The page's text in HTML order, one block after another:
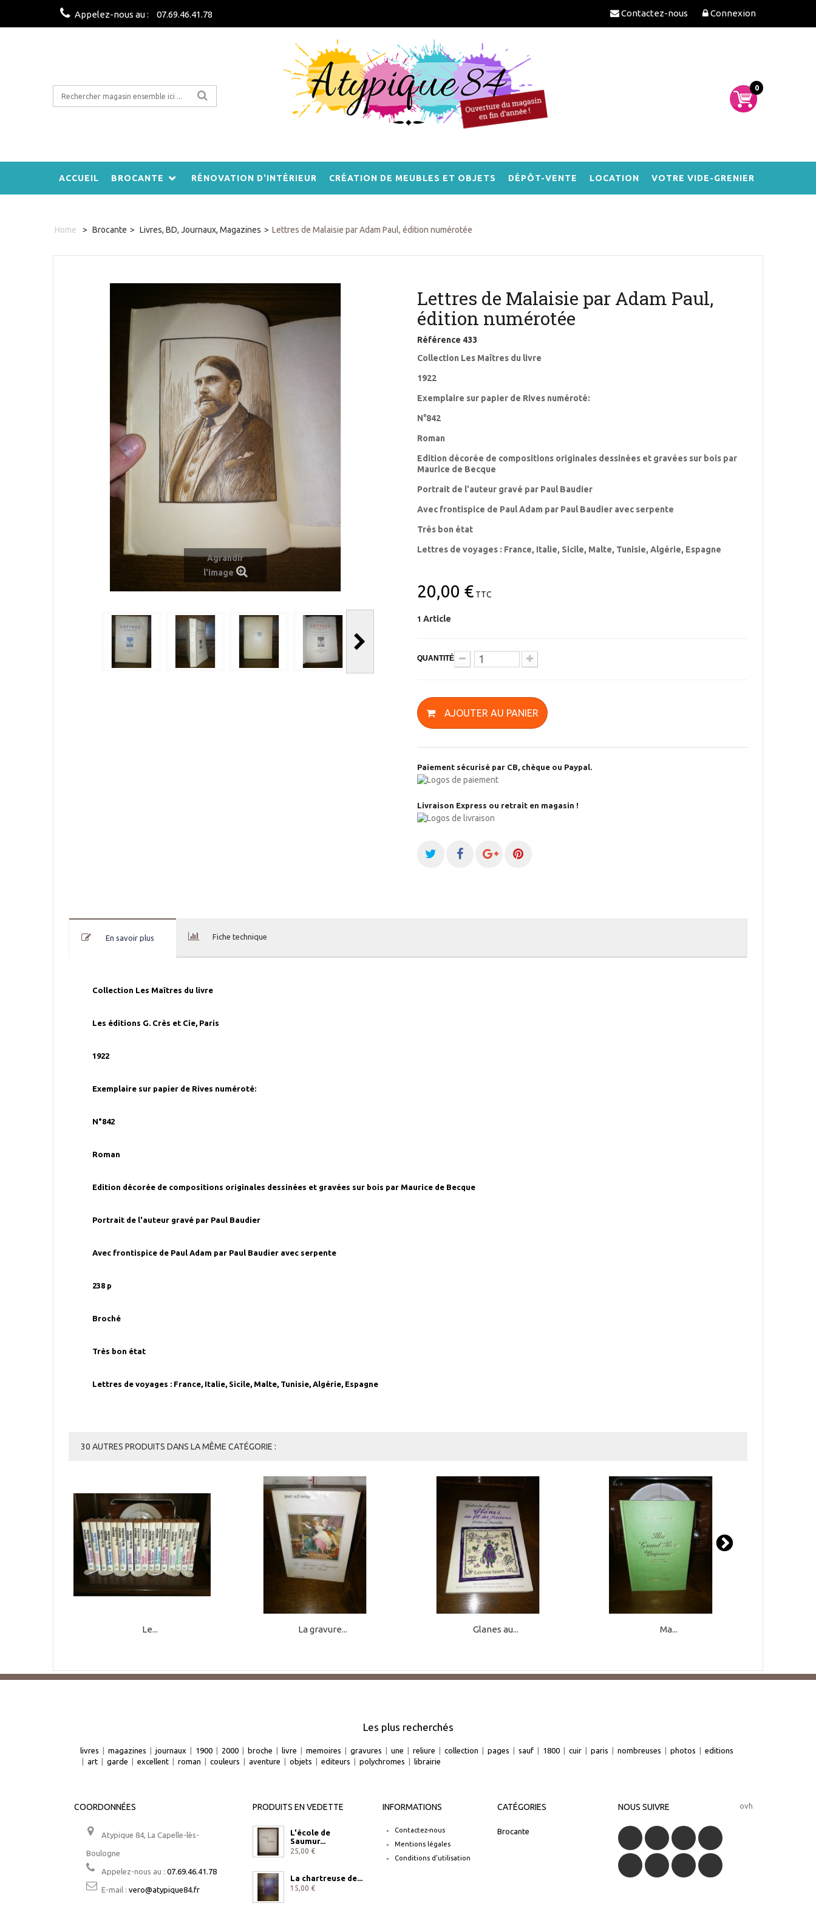
Connexion
Contactez-nous
Appelez-nous au : 07.69.46.41.78
0
ACCUEIL BROCANTE RÉNOVATION D'INTÉRIEUR CRÉATION DE MEUBLES ET OBJETS DÉPÔT-VENTE LOCATION VOTRE VIDE-GRENIER
Home > Brocante > Livres, BD, Journaux, Magazines > Lettres de Malaisie par Adam Paul, édition numérotée
Agrandir
l'image
Lettres de Malaisie par Adam Paul,
édition numérotée
Référence 433
Collection Les Maîtres du livre
1922
Exemplaire sur papier de Rives numéroté:
N°842
Roman
Edition décorée de compositions originales dessinées et gravées sur bois par
Maurice de Becque
Portrait de l'auteur gravé par Paul Baudier
Avec frontispice de Paul Adam par Paul Baudier avec serpente
Très bon état
Lettres de voyages : France, Italie, Sicile, Malte, Tunisie, Algérie, Espagne
20,00 € TTC
1 Article
QUANTITÉ
AJOUTER AU PANIER
Paiement sécurisé par CB, chèque ou Paypal.
Livraison Express ou retrait en magasin !
En savoir plus Fiche technique
Collection Les Maîtres du livre
Les éditions G. Crès et Cie, Paris
1922
Exemplaire sur papier de Rives numéroté:
N°842
Roman
Edition décorée de compositions originales dessinées et gravées sur bois par Maurice de Becque
Portrait de l'auteur gravé par Paul Baudier
Avec frontispice de Paul Adam par Paul Baudier avec serpente
238 p
Broché
Très bon état
Lettres de voyages : France, Italie, Sicile, Malte, Tunisie, Algérie, Espagne
30 AUTRES PRODUITS DANS LA MÊME CATÉGORIE :
Le... La gravure... Glanes au... Ma...
Les plus recherchés
livres | magazines | journaux | 1900 | 2000 | broche | livre | memoires | gravures | une | reliure | collection | pages | sauf | 1800 | cuir | paris | nombreuses | photos | editions
| art | garde | excellent | roman | couleurs | aventure | objets | editeurs | polychromes | librairie
COORDONNÉES
Atypique 84, La Capelle-lès-
Boulogne
Appelez-nous au : 07.69.46.41.78
E-mail : vero@atypique84.fr
PRODUITS EN VEDETTE
L'école de
Saumur...
25,00 €
La chartreuse de...
15,00 €
INFORMATIONS
Contactez-nous
Mentions légales
Conditions d'utilisation
CATÉGORIES
Brocante
NOUS SUIVRE ovh